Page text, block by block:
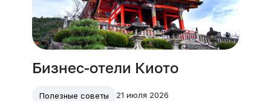
Бизнес-отели Киото
Полезные советы 21 июля 2026